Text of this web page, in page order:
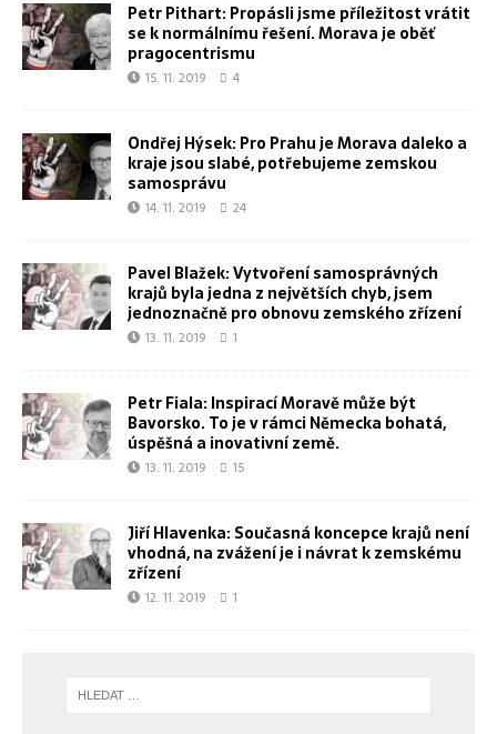
Petr Pithart: Propásli jsme příležitost vrátit
se k normálnímu řešení. Morava je oběť
pragocentrismu
15. 11. 2019 4
Ondřej Hýsek: Pro Prahu je Morava daleko a
kraje jsou slabé, potřebujeme zemskou
samosprávu
14. 11. 2019 24
Pavel Blažek: Vytvoření samosprávných
krajů byla jedna z největších chyb, jsem
jednoznačně pro obnovu zemského zřízení
13. 11. 2019 1
Petr Fiala: Inspirací Moravě může být
Bavorsko. To je v rámci Německa bohatá,
úspěšná a inovativní země.
13. 11. 2019 15
Jiří Hlavenka: Současná koncepce krajů není
vhodná, na zvážení je i návrat k zemskému
zřízení
12. 11. 2019 1